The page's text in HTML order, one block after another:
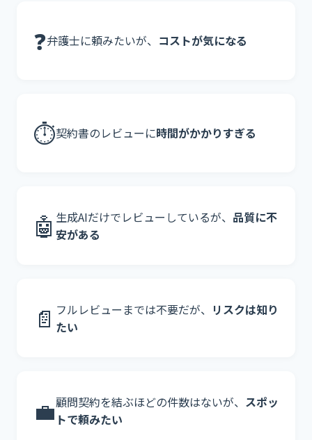
❓弁護士に頼みたいが、 コストが気になる
⏱契約書のレビューに時間がかかりすぎる
🤖 生成AIだけでレビューしているが、 品質に不
安がある
📄 フルレビューまでは不要だが、 リスクは知り
たい
💼顧問契約を結ぶほどの件数はないが、 スポッ
トで頼みたい